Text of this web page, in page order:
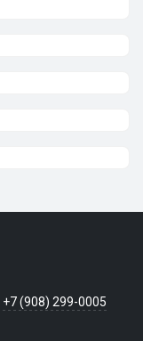
+7 (908) 299-0005